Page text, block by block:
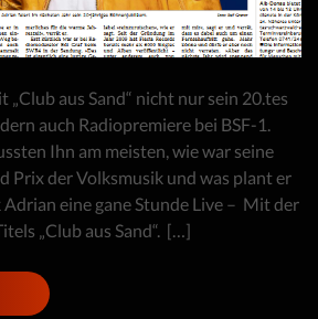
aus Sand“ nicht nur sein 20.tes
auch Radiopremiere bei BSF-1.
Ihn am meisten, wie war seine
Prix der Volksmusik und was plant er
eine gane Stunde Live – Mit der
„Club aus Sand“. […]